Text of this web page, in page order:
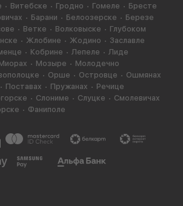
Витебске Гродно Гомеле
Бресте
Барани Белоозерске
Березе
Ветке Волковыске
Глубоком
Жлобине Жодино
Заславле
Кобрине Лепеле
Лиде
Мозыре
Молодечно
Орше Островце
Ошмянах
Поставах Пружанах
Речице
Слониме Слуцке
Смолевичах
Фаниполе